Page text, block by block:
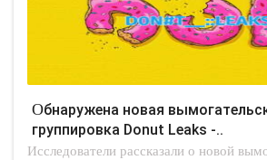
Обнаружена новая вымогательская
группировка Donut Leaks -..
Исследователи рассказали о новой